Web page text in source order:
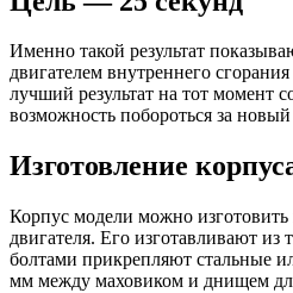
Именно такой результат
двигателем внутреннего
лучший результат на тот момент
возможность побороться за
Изготовление
Корпус модели можно
двигателя. Его изготавливают
болтами прикрепляют стальные
мм между маховиком и днищем